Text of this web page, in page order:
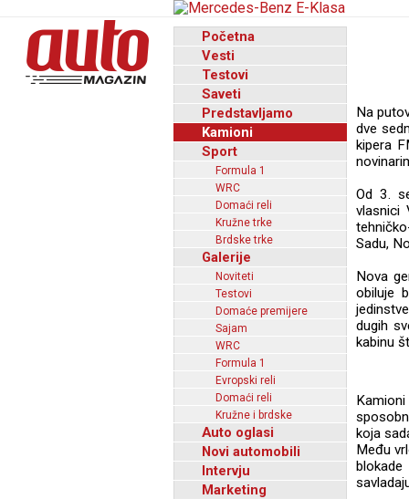
Početna
Vesti
Testovi
Saveti
Predstavljamo
Kamioni
Sport
Formula 1
WRC
Domaći reli
Kružne trke
Brdske trke
Galerije
Noviteti
Testovi
Domaće premijere
Sajam
WRC
Formula 1
Evropski reli
Domaći reli
Kružne i brdske
Auto oglasi
Novi automobili
Intervju
Marketing
Na
dve
kipera
Od 3.
vlasnici
Sadu,
Nova
obiluje
dugih
kabinu
koja
Među